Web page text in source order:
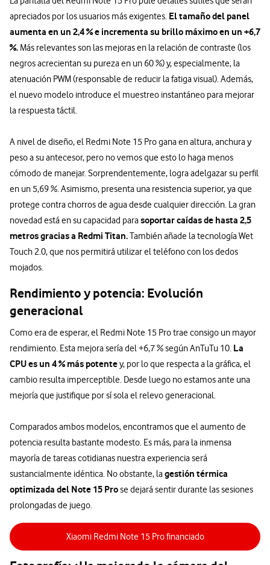
apreciados por los usuarios más exigentes. El tamaño del panel
aumenta en un 2,4 % e incrementa su brillo máximo en un +6,7
%. Más relevantes son las mejoras en la relación de contraste (los
negros acrecientan su pureza en un 60 %) y, especialmente, la
atenuación PWM (responsable de reducir la fatiga visual). Además,
el nuevo modelo introduce el muestreo instantáneo para mejorar
la respuesta táctil.
A nivel de diseño, el Redmi Note 15 Pro gana en altura, anchura y
peso a su antecesor, pero no vemos que esto lo haga menos
cómodo de manejar. Sorprendentemente, logra adelgazar su perfil
en un 5,69 %. Asimismo, presenta una resistencia superior, ya que
protege contra chorros de agua desde cualquier dirección. La gran
novedad está en su capacidad parasoportar caídas de hasta 2,5
metros gracias a Redmi Titan.También añade la tecnología Wet
Touch 2.0, que nos permitirá utilizar el teléfono con los dedos
mojados.
Rendimiento y potencia: Evolución
generacional
Como era de esperar, el Redmi Note 15 Pro trae consigo un mayor
rendimiento. Esta mejora sería del +6,7 % según AnTuTu 10. La
CPU es un 4 % más potentey, por lo que respecta a la gráfica, el
cambio resulta imperceptible. Desde luego no estamos ante una
mejoría que justifique por sí sola el relevo generacional.
Comparados ambos modelos, encontramos que el aumento de
potencia resulta bastante modesto. Es más, para la inmensa
mayoría de tareas cotidianas nuestra experiencia será
sustancialmente idéntica. No obstante, lagestión térmica
optimizada del Note 15 Prose dejará sentir durante las sesiones
prolongadas de juego.
Xiaomi Redmi Note 15 Pro financiado